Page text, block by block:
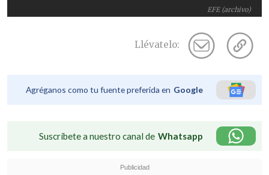
EFE (archivo)
Llévatelo:
Agréganos como tu fuente preferida en Google
Suscríbete a nuestro canal de Whatsapp